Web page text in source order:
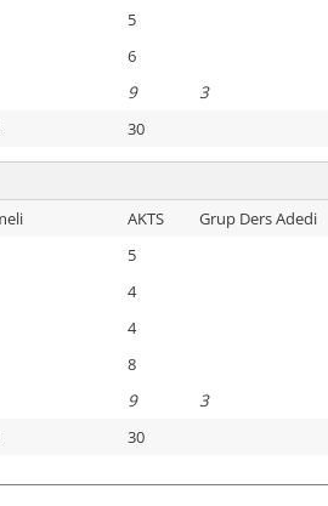
5
6
9 3
30
AKTS Grup Ders Adedi
5
4
4
8
9 3
30